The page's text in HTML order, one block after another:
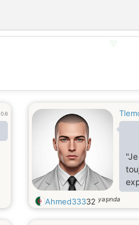
0.6
Ahmed33332 yaşında